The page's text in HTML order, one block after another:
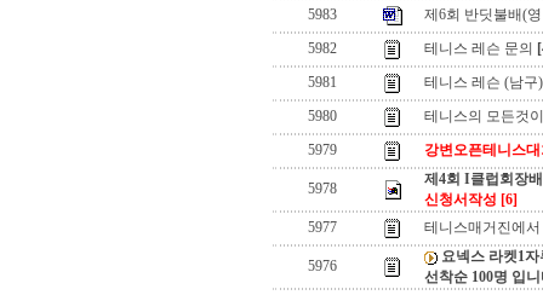
5983
제6회 반딧불배(
5982
테니스 레슨 문의
5981
테니스 레슨 (남구)
5980
테니스의 모든것
5979
강변오픈테니스
5978
제4회 I클럽회장
신청서작성 [6]
5977
테니스매거진에
5976
요넥스 라켓1
선착순 100명 입